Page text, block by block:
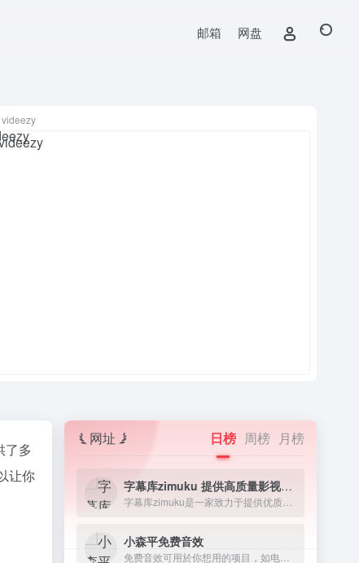
邮箱 网盘
videezy
了多
让你
网址 日榜 周榜 月榜
字幕库zimuku 提供高质量影视字幕下载网站
小森平免费音效